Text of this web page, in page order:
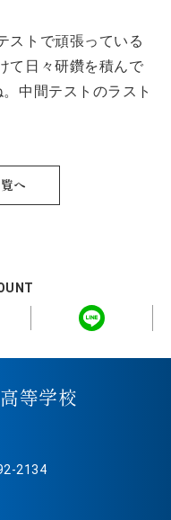
ストで頑張っている
て日々研鑽を積んで
中間テストのラスト
へ
等学校
2134